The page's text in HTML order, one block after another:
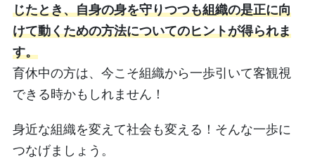
じたとき、自身の身を守りつつも組織の是正に向
けて動くための方法についてのヒントが得られま
す。
育休中の方は、今こそ組織から一歩引いて客観視
できる時かもしれません！
身近な組織を変えて社会も変える！そんな一歩に
つなげましょう。